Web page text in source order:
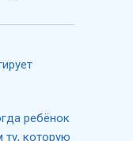
ребёнок
ту, которую